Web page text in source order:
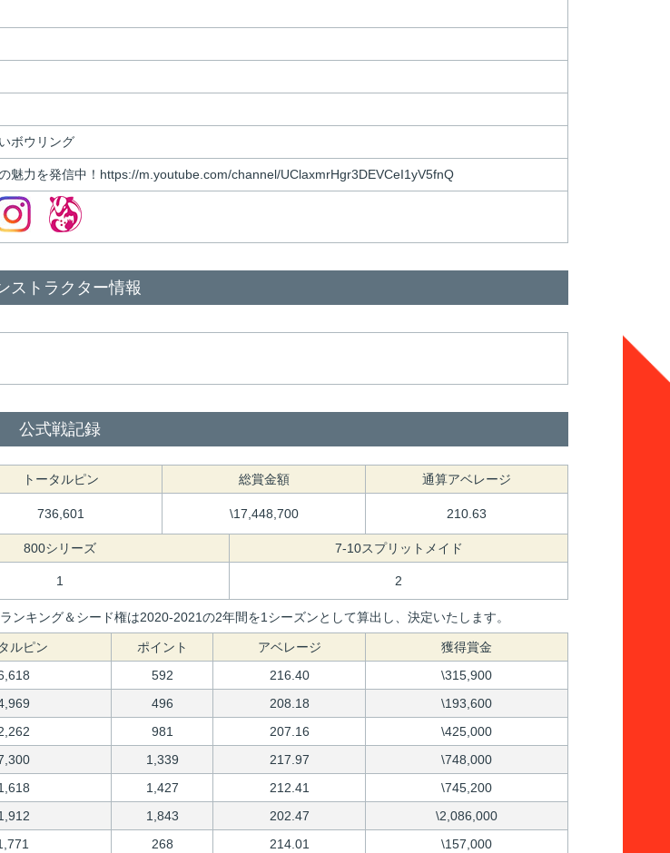
ボウリング
魅力を発信中！https://m.youtube.com/channel/UClaxmrHgr3DEVCeI1yV5fnQ
ストラクター情報
公式戦記録
トータルピン 総賞金額
通算アベレージ
736,601 \17,448,700 210.63
800シリーズ 7-10スプリットメイド
1 2
キング＆シード権は2020-2021の2年間を1シーズンとして算出し、決定いたします。
ルピン ポイント アベレージ
獲得賞金
592 216.40
\315,900
496 208.18
\193,600
981 207.16
\425,000
1,339 217.97
\748,000
1,427 212.41
\745,200
1,843 202.47
\2,086,000
268 214.01
\157,000